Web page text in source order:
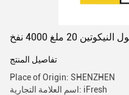
20 ملغ 4000 نفخ
تفاصيل المنتج
Place of Origin: SHENZHEN
اسم العلامة التجارية: iFresh